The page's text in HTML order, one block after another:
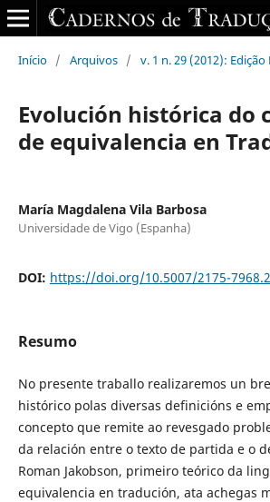
Início / Arquivos / v. 1 n. 29 (2012): Edição
Evolución histórica do
de equivalencia en
María Magdalena Vila Barbosa
Universidade de Vigo (Espanha)
DOI: https://doi.org/10.5007/2175-
Resumo
No presente traballo realizaremos un
histórico polas diversas definicións e
concepto que remite ao revesgado
da relación entre o texto de partida e o
Roman Jakobson, primeiro teórico da
equivalencia en tradución, ata achegas